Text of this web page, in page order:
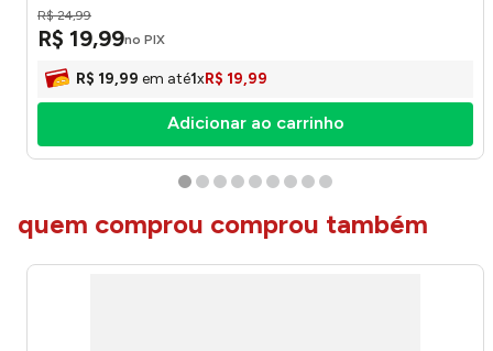
R$ 24,99
R$ 19,99no PIX
R$ 19,99 em até1xR$ 19,99
Adicionar ao carrinho
quem comprou comprou também